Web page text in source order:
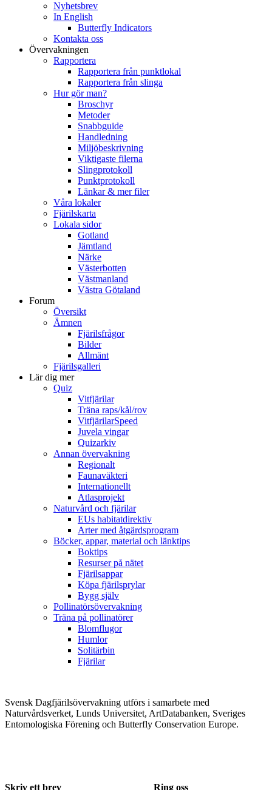
Nyhetsbrev
In English
Butterfly Indicators
Kontakta oss
Övervakningen
Rapportera
Rapportera från punktlokal
Rapportera från slinga
Hur gör man?
Broschyr
Metoder
Snabbguide
Handledning
Miljöbeskrivning
Viktigaste filerna
Slingprotokoll
Punktprotokoll
Länkar & mer filer
Våra lokaler
Fjärilskarta
Lokala sidor
Gotland
Jämtland
Närke
Västerbotten
Västmanland
Västra Götaland
Forum
Översikt
Ämnen
Fjärilsfrågor
Bilder
Allmänt
Fjärilsgalleri
Lär dig mer
Quiz
Vitfjärilar
Träna raps/kål/rov
VitfjärilarSpeed
Juvela vingar
Quizarkiv
Annan övervakning
Regionalt
Faunaväkteri
Internationellt
Atlasprojekt
Naturvård och fjärilar
EUs habitatdirektiv
Arter med åtgärdsprogram
Böcker, appar, material och länktips
Boktips
Resurser på nätet
Fjärilsappar
Köpa fjärilsprylar
Bygg själv
Pollinatörsövervakning
Träna på pollinatörer
Blomflugor
Humlor
Solitärbin
Fjärilar
Svensk Dagfjärilsövervakning utförs i samarbete med
Naturvårdsverket, Lunds Universitet, ArtDatabanken, Sveriges
Entomologiska Förening och Butterfly Conservation Europe.
Skriv ett brev Ring oss